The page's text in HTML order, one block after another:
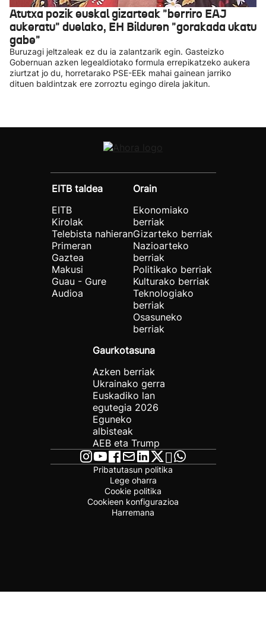
Atutxa pozik euskal gizarteak "berriro EAJ
aukeratu" duelako, EH Bilduren "gorakada ukatu
gabe"
Buruzagi jeltzaleak ez du ia zalantzarik egin. Gasteizko
Gobernuan azken legealdiotako formula errepikatzeko aukera
ziurtzat jo du, horretarako PSE-EEk mahai gainean jarriko
dituen baldintzak ere zorroztu egingo direla jakitun.
EITB taldea
EITB
Kirolak
Telebista nahieran
Primeran
Gaztea
Makusi
Guau - Gure
Audioa
Orain
Ekonomiako
berriak
Gizarteko berriak
Nazioarteko
berriak
Politikako berriak
Kulturako berriak
Teknologiako
berriak
Osasuneko
berriak
Gaurkotasuna
Azken berriak
Ukrainako gerra
Euskadiko lan
egutegia 2026
Eguneko
albisteak
AEB eta Trump
Pribatutasun politika
Lege oharra
Cookie politika
Cookieen konfigurazioa
Harremana